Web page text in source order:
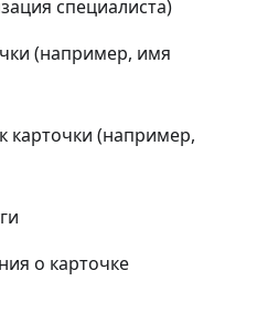
специалиста)
(например, имя
карточки (например,
о карточке